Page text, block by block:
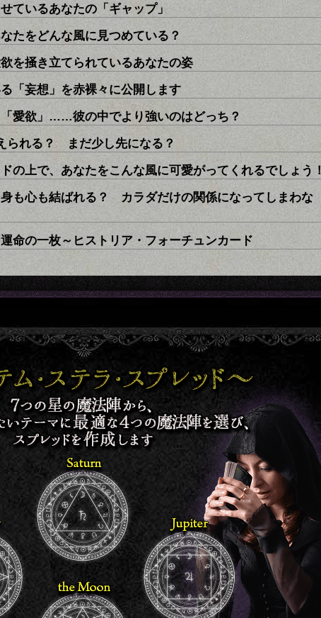
ているあなたの「ギャップ」
たをどんな風に見つめている？
を掻き立てられているあなたの姿
「妄想」を赤裸々に公開します
愛欲」……彼の中でより強いのはどっち？
られる？ まだ少し先になる？
上で、あなたをこんな風に可愛がってくれるでしょう！
も心も結ばれる？ カラダだけの関係になってしまわな
命の一枚～ヒストリア・フォーチュンカード